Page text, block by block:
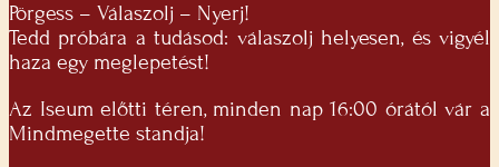
Pörgess – Válaszolj – Nyerj!
Tedd próbára a tudásod: válaszolj helyesen, és vigyél
haza egy meglepetést!
Az Iseum előtti téren, minden nap 16:00 órától vár a
Mindmegette standja!